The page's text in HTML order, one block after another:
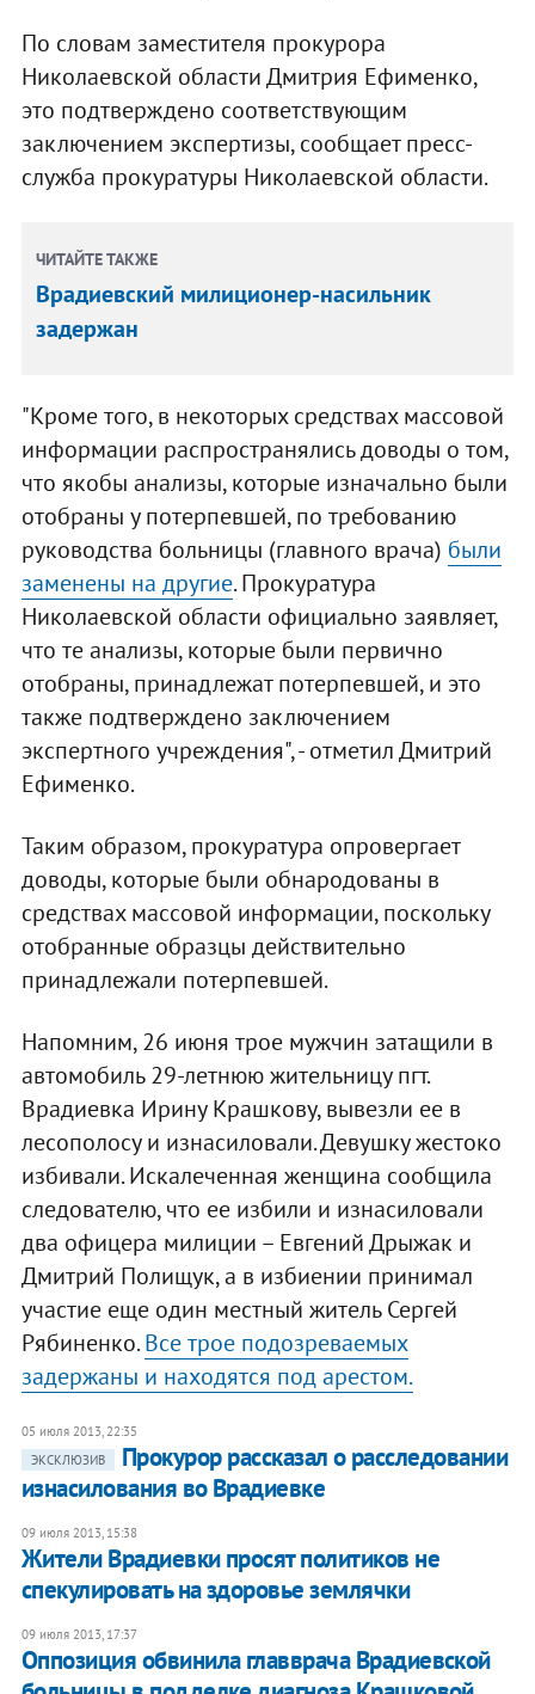
По словам заместителя прокурора
Николаевской области Дмитрия Ефименко,
это подтверждено соответствующим
заключением экспертизы, сообщает пресс-
служба прокуратуры Николаевской области.
ЧИТАЙТЕ ТАКЖЕ
Врадиевский милиционер-насильник
задержан
"Кроме того, в некоторых средствах массовой
информации распространялись доводы о том,
что якобы анализы, которые изначально были
отобраны у потерпевшей, по требованию
руководства больницы (главного врача) были
заменены на другие. Прокуратура
Николаевской области официально заявляет,
что те анализы, которые были первично
отобраны, принадлежат потерпевшей, и это
также подтверждено заключением
экспертного учреждения", - отметил Дмитрий
Ефименко.
Таким образом, прокуратура опровергает
доводы, которые были обнародованы в
средствах массовой информации, поскольку
отобранные образцы действительно
принадлежали потерпевшей.
Напомним, 26 июня трое мужчин затащили в
автомобиль 29-летнюю жительницу пгт.
Врадиевка Ирину Крашкову, вывезли ее в
лесополосу и изнасиловали. Девушку жестоко
избивали. Искалеченная женщина сообщила
следователю, что ее избили и изнасиловали
два офицера милиции – Евгений Дрыжак и
Дмитрий Полищук, а в избиении принимал
участие еще один местный житель Сергей
Рябиненко.Все трое подозреваемых
задержаны и находятся под арестом.
05 июля 2013, 22:35
ЭКСКЛЮЗИВ
Прокурор рассказал о расследовании
изнасилования во Врадиевке
09 июля 2013, 15:38
Жители Врадиевки просят политиков не
спекулировать на здоровье землячки
09 июля 2013, 17:37
Оппозиция обвинила главврача Врадиевской